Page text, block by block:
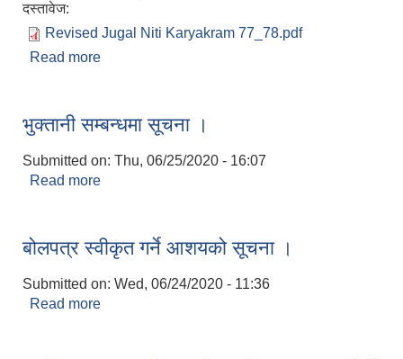
दस्तावेज:
Revised Jugal Niti Karyakram 77_78.pdf
Read more
भुक्तानी सम्बन्धमा सूचना ।
Submitted on: Thu, 06/25/2020 - 16:07
Read more
बोलपत्र स्वीकृत गर्ने आशयको सूचना ।
Submitted on: Wed, 06/24/2020 - 11:36
Read more